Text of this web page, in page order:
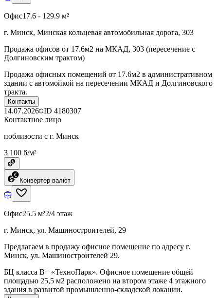
Офис17.6 - 129.9 м²
г. Минск, Минская кольцевая автомобильная дорога, 303
Продажа офисов от 17.6м2 на МКАД, 303 (пересечение с
Долгиновским трактом)
Продажа офисных помещений от 17.6м2 в административном
здании с автомойкой на пересечении МКАД и Долгиновского
тракта.
Контакты
14.07.2026 ID 4180307
Контактное лицо
поблизости с г. Минск
3 100 ƃ/м²
Конвертер валют
Офис25.5 м²2/4 этаж
г. Минск, ул. Машиностроителей, 29
Предлагаем в продажу офисное помещение по адресу г.
Минск, ул. Машиностроителей 29.
БЦ класcа B+ «ТехноПарк». Офисное помещение общей
площадью 25,5 м2 расположено на втором этаже 4 этажного
здания в развитой промышленно-складской локации.